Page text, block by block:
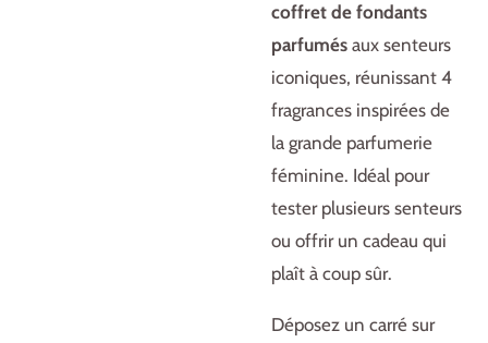
coffret de fondants
parfumés aux senteurs
iconiques, réunissant 4
fragrances inspirées de
la grande parfumerie
féminine. Idéal pour
tester plusieurs senteurs
ou offrir un cadeau qui
plaît à coup sûr.
Déposez un carré sur